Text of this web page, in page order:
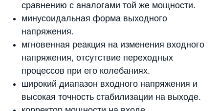
сравнению с аналогами той же мощности.
минусоидальная форма выходного
напряжения.
мгновенная реакция на изменения входного
напряжения, отсутствие переходных
процессов при его колебаниях.
широкий диапазон входного напряжения и
высокая точность стабилизации на выходе.